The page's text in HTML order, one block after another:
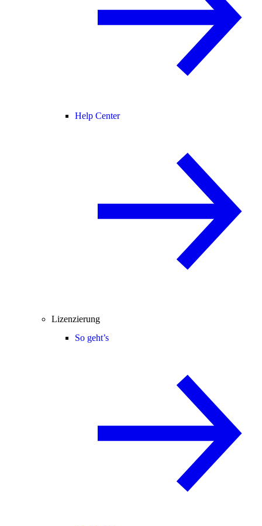
Help Center
Lizenzierung
So geht’s